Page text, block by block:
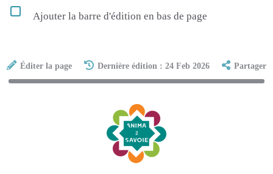
Ajouter la barre d'édition en bas de page
Éditer la page Dernière édition : 24 Feb 2026 Partager